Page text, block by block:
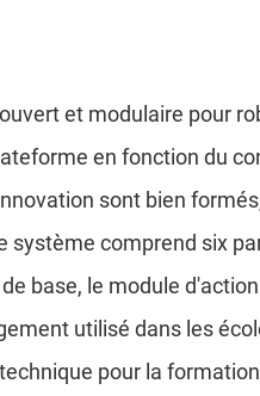
et modulaire pour
en fonction du
sont bien
comprend six
base, le module
utilisé dans les
pour la